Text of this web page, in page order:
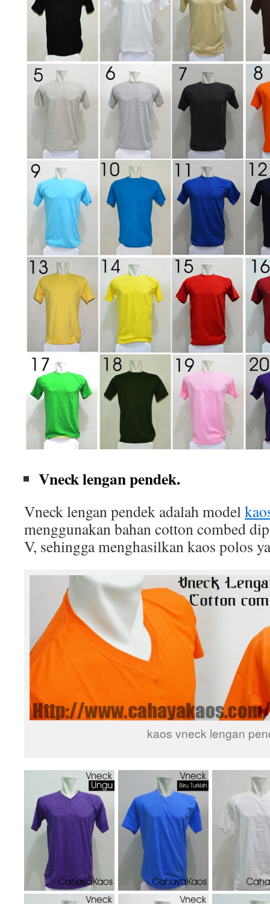
Vneck lengan pendek.
Vneck lengan pendek adalah model
menggunakan bahan cotton combed
V, sehingga menghasilkan kaos polos
kaos vneck lengan